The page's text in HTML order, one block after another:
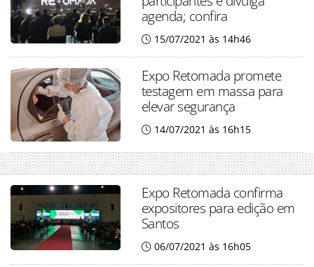
agenda; confira
15/07/2021 às 14h46
Expo Retomada promete
testagem em massa para
elevar segurança
14/07/2021 às 16h15
Expo Retomada confirma
expositores para edição em
Santos
06/07/2021 às 16h05